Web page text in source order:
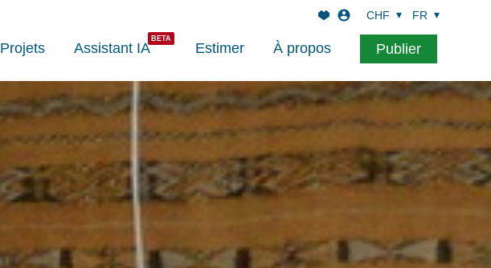
Projets Assistant IA Estimer À propos Publier
CHF FR